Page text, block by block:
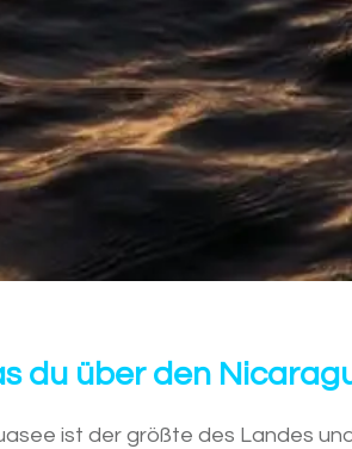
du über den
ist der größte des Landes